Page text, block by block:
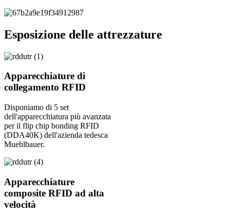
Esposizione delle attrezzature
Apparecchiature di
collegamento RFID
Disponiamo di 5 set
dell'apparecchiatura più avanzata
per il flip chip bonding RFID
(DDA40K) dell'azienda tedesca
Muehlbauer.
Apparecchiature
composite RFID ad alta
velocità